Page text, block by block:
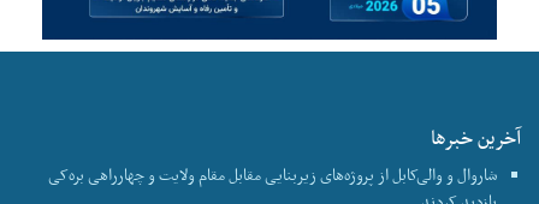
آخرین خبرها
شاروال و والی‌کابل از پروژه‌های زیربنایی مقابل مقام ولایت و چهارراهی بره‌کی